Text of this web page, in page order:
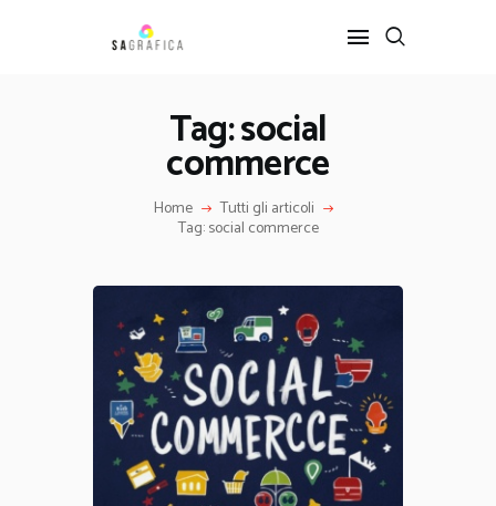
Tag: social
commerce
Home Tutti gli articoli
Tag: social commerce
GRAFICA
SERVIZI
CONTATTI